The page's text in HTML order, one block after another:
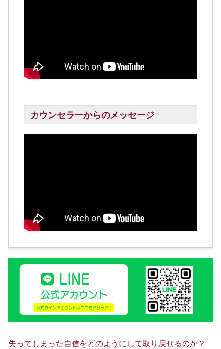
カウンセラーからのメッセージ
失ってしまった自信をどのようにして取り戻せるのか？